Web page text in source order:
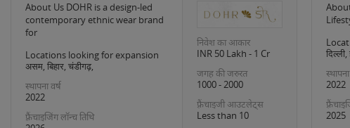
About Us DOHR is a design-led
contemporary ethnic wear brand
for
Locations looking for expansion
असम, बिहार, चंडीगढ़,
स्थापना वर्ष
2022
फ़्रैंचाइजिंग लॉन्च तिथि
निवेश का आकार
INR 50 Lakh - 1 Cr
जगह की जरुरत
1000 - 2000
फ़्रैंचाइजी आउटलेट्स
Less than 10
2022
2025